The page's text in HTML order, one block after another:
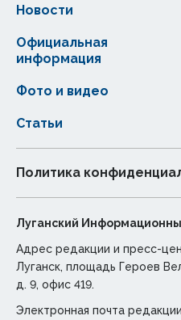
Новости
Статьи
Официальная
информация
Фото и видео
Политика
Луганский
Адрес редакции и пресс-
Луганск, площадь Героев
д. 9, офис 419.
Электронная почта